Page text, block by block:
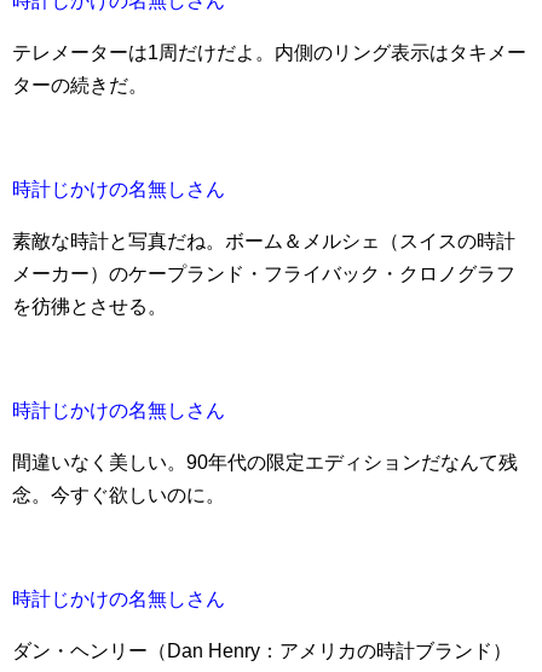
テレメーターは1周だけだよ。内側のリング表示はタキメー
ターの続きだ。
時計じかけの名無しさん
素敵な時計と写真だね。ボーム＆メルシェ（スイスの時計
メーカー）のケープランド・フライバック・クロノグラフ
を彷彿とさせる。
時計じかけの名無しさん
間違いなく美しい。90年代の限定エディションだなんて残
念。今すぐ欲しいのに。
時計じかけの名無しさん
ダン・ヘンリー（Dan Henry：アメリカの時計ブランド）